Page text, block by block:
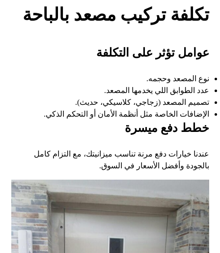
تكلفة تركيب مصعد بالباحة
عوامل تؤثر على التكلفة
نوع المصعد وحجمه.
عدد الطوابق اللي يخدمها المصعد.
تصميم المصعد (زجاجي، كلاسيكي، حديث).
الإضافات الخاصة مثل أنظمة الأمان أو التحكم الذكي.
خطط دفع ميسرة
عندنا خيارات دفع مرنة تناسب ميزانيتك، مع التزام كامل
بالجودة وأفضل الأسعار في السوق.